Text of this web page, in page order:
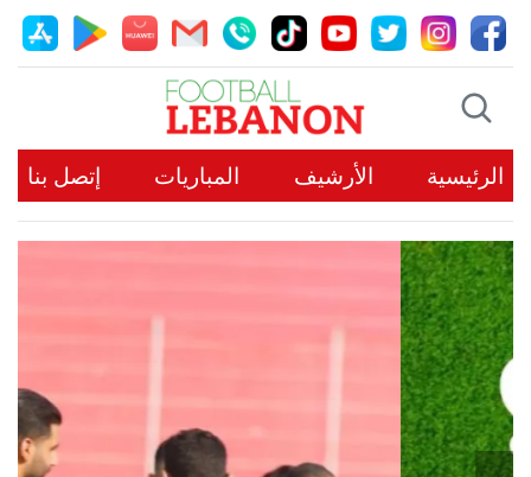
الرئيسية الأرشيف المباريات إتصل بنا